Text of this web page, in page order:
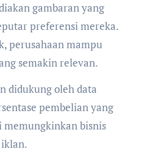
gambaran yang
preferensi mereka.
perusahaan mampu
semakin relevan.
didukung oleh data
pembelian yang
bisnis